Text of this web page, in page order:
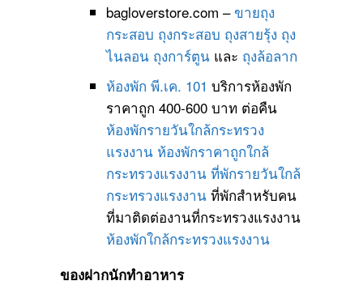
bagloverstore.com –ขายถุง
กระสอบ ถุงกระสอบ ถุงสายรุ้ง ถุง
ไนลอน ถุงการ์ตูนและ ถุงล้อลาก
ห้องพัก พี.เค. 101 บริการห้องพัก
ราคาถูก 400-600 บาท ต่อคืน
ห้องพักรายวันใกล้กระทรวง
แรงงาน ห้องพักราคาถูกใกล้
กระทรวงแรงงาน ที่พักรายวันใกล้
กระทรวงแรงงานที่พักสำหรับคน
ที่มาติดต่องานที่กระทรวงแรงงาน
ห้องพักใกล้กระทรวงแรงงาน
ของฝากนักทำอาหาร